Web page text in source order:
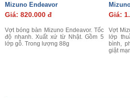
Mizuno Endeavor
Giá: 820.000 đ
Vợt bóng bàn Mizuno Endeavor. Tốc
độ nhanh. Xuất xứ từ Nhật. Gồm 5
lớp gỗ. Trong lượng 88g
Giá:
Vợt
lớp
bình,
giật